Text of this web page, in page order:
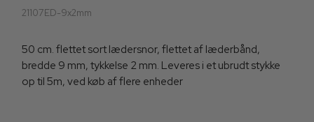
21107ED-9x2mm
50 cm. flettet sort lædersnor, flettet af læderbånd,
bredde 9 mm, tykkelse 2 mm. Leveres i et ubrudt stykke
op til 5m, ved køb af flere enheder